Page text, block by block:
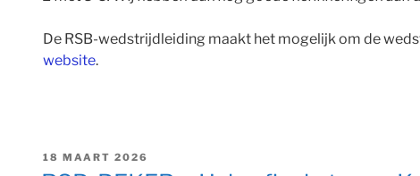
De RSB-wedstrijdleiding maakt het mogelijk om de
website.
GEPLAATST
OP
18 MAART 2026